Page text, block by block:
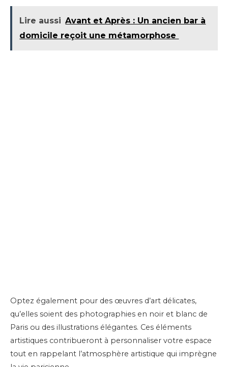
Lire aussi Avant et Après : Un ancien bar à
domicile reçoit une métamorphose
Optez également pour des œuvres d’art délicates,
qu’elles soient des photographies en noir et blanc de
Paris ou des illustrations élégantes. Ces éléments
artistiques contribueront à personnaliser votre espace
tout en rappelant l’atmosphère artistique qui imprègne